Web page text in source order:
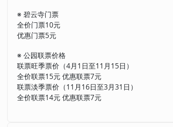
※ 碧云寺门票
全价门票10元
优惠门票5元
※ 公园联票价格
联票旺季票价（4月1日至11月15日）
全价联票15元 优惠联票7元
联票淡季票价（11月16日至3月31日）
全价联票14元 优惠联票7元